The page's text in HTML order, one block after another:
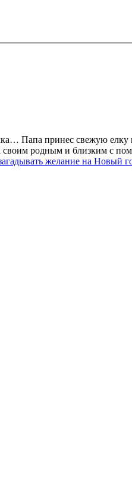
Папа принес свежую елку
родным и близким с
желание на Новый